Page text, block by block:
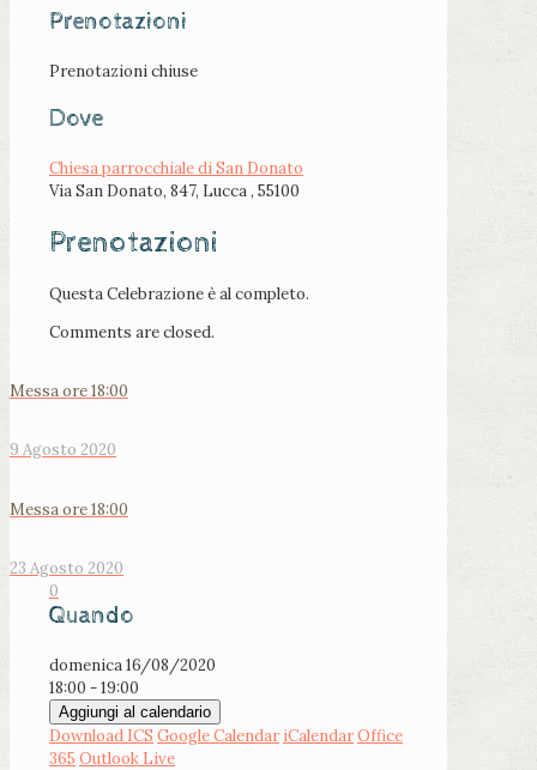
Prenotazioni
Prenotazioni chiuse
Dove
Chiesa parrocchiale di San Donato
Via San Donato, 847, Lucca , 55100
Prenotazioni
Questa Celebrazione è al completo.
Comments are closed.
Messa ore 18:00
9 Agosto 2020
Messa ore 18:00
23 Agosto 2020
0
Quando
domenica 16/08/2020
18:00 - 19:00
Aggiungi al calendario
Download ICS Google Calendar iCalendarOffice
365 Outlook Live